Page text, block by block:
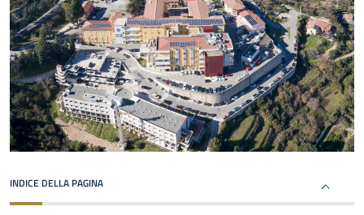
INDICE DELLA PAGINA